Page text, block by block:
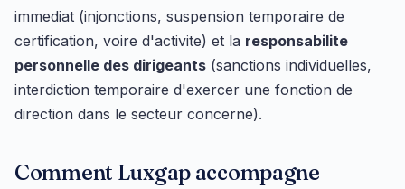
immediat (injonctions, suspension temporaire de
certification, voire d'activite) et la responsabilite
personnelle des dirigeants (sanctions individuelles,
interdiction temporaire d'exercer une fonction de
direction dans le secteur concerne).
Comment Luxgap accompagne